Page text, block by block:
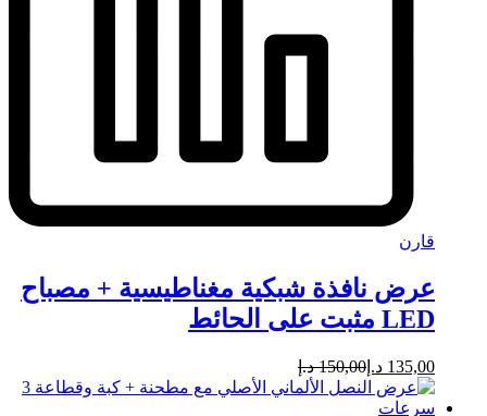
قارن
عرض نافذة شبكية مغناطيسية + مصباح
LED مثبت على الحائط
135,00 د.إ 150,00 د.إ